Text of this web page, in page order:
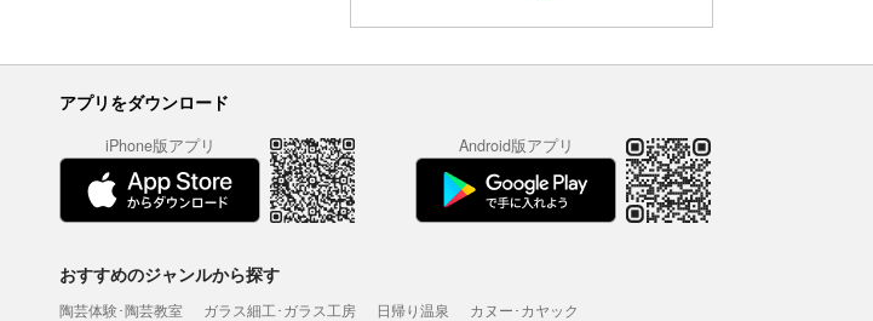
アプリをダウンロード
iPhone版アプリ Android版アプリ
おすすめのジャンルから探す
陶芸体験･陶芸教室 ガラス細工･ガラス工房 日帰り温泉
カヌー･カヤック